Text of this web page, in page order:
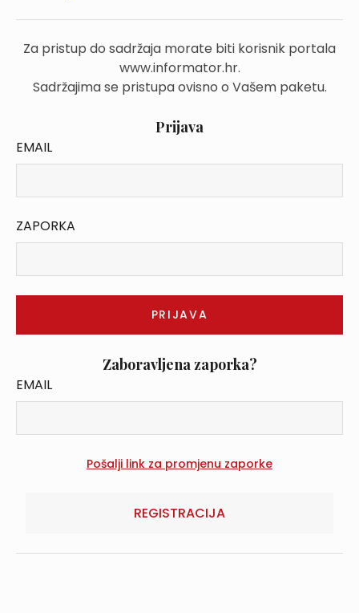
Za pristup do sadržaja morate biti korisnik portala
www.informator.hr.
Sadržajima se pristupa ovisno o Vašem paketu.
Prijava
EMAIL
ZAPORKA
Zaboravljena zaporka?
EMAIL
REGISTRACIJA